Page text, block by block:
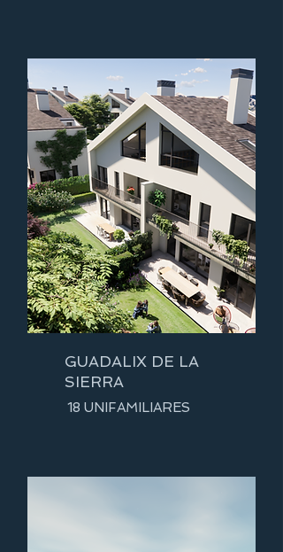
GUADALIX DE LA
SIERRA
18 UNIFAMILIARES